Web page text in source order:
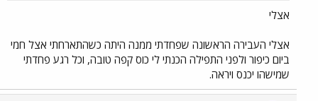
אצלי
אצלי העבירה הראשונה שפחדתי ממנה היתה כשהתארחתי אצל חמי
ביום כיפור ולפני התפילה הכנתי לי כוס קפה טובה, וכל רגע פחדתי
שמישהו יכנס ויראה.